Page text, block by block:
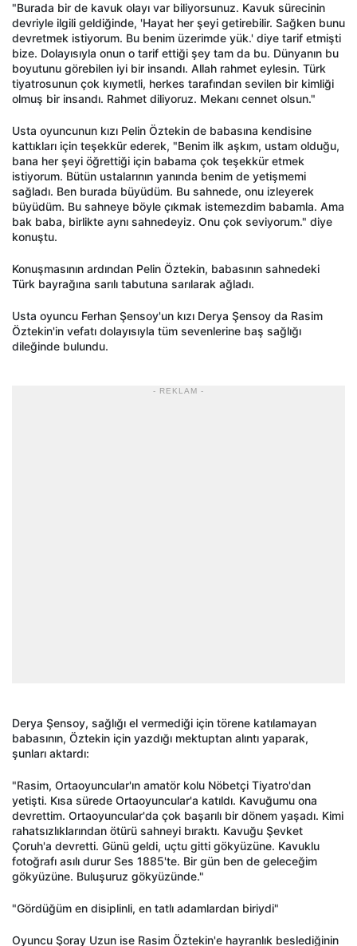
"Burada bir de kavuk olayı var biliyorsunuz. Kavuk sürecinin
devriyle ilgili geldiğinde, 'Hayat her şeyi getirebilir. Sağken bunu
devretmek istiyorum. Bu benim üzerimde yük.' diye tarif etmişti
bize. Dolayısıyla onun o tarif ettiği şey tam da bu. Dünyanın bu
boyutunu görebilen iyi bir insandı. Allah rahmet eylesin. Türk
tiyatrosunun çok kıymetli, herkes tarafından sevilen bir kimliği
olmuş bir insandı. Rahmet diliyoruz. Mekanı cennet olsun."
Usta oyuncunun kızı Pelin Öztekin de babasına kendisine
kattıkları için teşekkür ederek, "Benim ilk aşkım, ustam olduğu,
bana her şeyi öğrettiği için babama çok teşekkür etmek
istiyorum. Bütün ustalarının yanında benim de yetişmemi
sağladı. Ben burada büyüdüm. Bu sahnede, onu izleyerek
büyüdüm. Bu sahneye böyle çıkmak istemezdim babamla. Ama
bak baba, birlikte aynı sahnedeyiz. Onu çok seviyorum." diye
konuştu.
Konuşmasının ardından Pelin Öztekin, babasının sahnedeki
Türk bayrağına sarılı tabutuna sarılarak ağladı.
Usta oyuncu Ferhan Şensoy'un kızı Derya Şensoy da Rasim
Öztekin'in vefatı dolayısıyla tüm sevenlerine baş sağlığı
dileğinde bulundu.
- REKLAM -
Derya Şensoy, sağlığı el vermediği için törene katılamayan
babasının, Öztekin için yazdığı mektuptan alıntı yaparak,
şunları aktardı:
"Rasim, Ortaoyuncular'ın amatör kolu Nöbetçi Tiyatro'dan
yetişti. Kısa sürede Ortaoyuncular'a katıldı. Kavuğumu ona
devrettim. Ortaoyuncular'da çok başarılı bir dönem yaşadı. Kimi
rahatsızlıklarından ötürü sahneyi bıraktı. Kavuğu Şevket
Çoruh'a devretti. Günü geldi, uçtu gitti gökyüzüne. Kavuklu
fotoğrafı asılı durur Ses 1885'te. Bir gün ben de geleceğim
gökyüzüne. Buluşuruz gökyüzünde."
"Gördüğüm en disiplinli, en tatlı adamlardan biriydi"
Oyuncu Şoray Uzun ise Rasim Öztekin'e hayranlık beslediğinin